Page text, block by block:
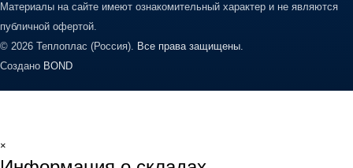
Материалы на сайте имеют ознакомительный характер и не являются
публичной офертой.
© 2026 Теплоплас (Россия). Все права защищены.
Создано BOND
×